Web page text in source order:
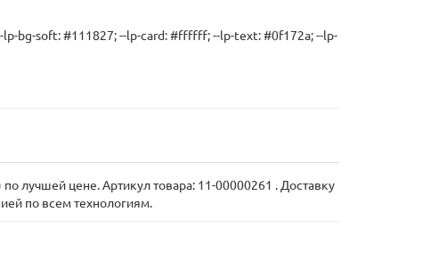
lp-bg-soft: #111827; --lp-card: #ffffff; --lp-text: #0f172a; --lp-
лучшей цене. Артикул товара: 11-00000261 . Доставку
по всем технологиям.